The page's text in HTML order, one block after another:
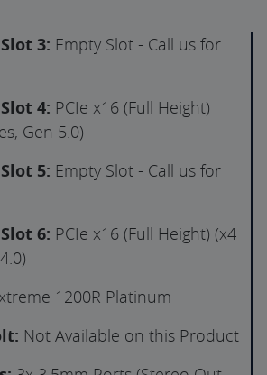
3: Empty Slot - Call us for
4: PCIe x16 (Full Height)
Gen 5.0)
5: Empty Slot - Call us for
6: PCIe x16 (Full Height) (x4
1200R Platinum
Not Available on this Product